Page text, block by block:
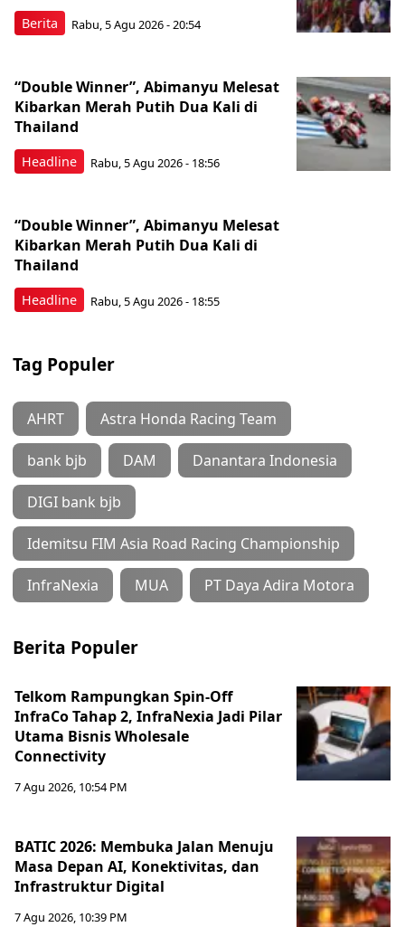
Berita Rabu, 5 Agu 2026 - 20:54
Headline
“Double Winner”, Abimanyu Melesat
Kibarkan Merah Putih Dua Kali di
Thailand
Rabu, 5 Agu 2026 - 18:56
Headline
“Double Winner”, Abimanyu Melesat
Kibarkan Merah Putih Dua Kali di
Thailand
Rabu, 5 Agu 2026 - 18:55
Tag Populer
AHRT Astra Honda Racing Team
bank bjb DAM Danantara Indonesia
DIGI bank bjb
Idemitsu FIM Asia Road Racing Championship
InfraNexia MUA PT Daya Adira Motora
Berita Populer
Telkom Rampungkan Spin-Off
InfraCo Tahap 2, InfraNexia Jadi Pilar
Utama Bisnis Wholesale
Connectivity
7 Agu 2026, 10:54 PM
BATIC 2026: Membuka Jalan Menuju
Masa Depan AI, Konektivitas, dan
Infrastruktur Digital
7 Agu 2026, 10:39 PM